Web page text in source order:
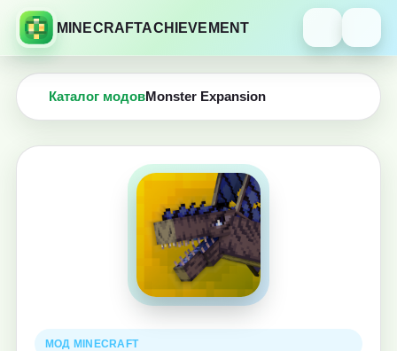
MINECRAFTACHIEVEMENT
Каталог модовMonster Expansion
МОД MINECRAFT